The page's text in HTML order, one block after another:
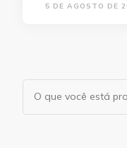
5 DE AGOSTO DE
Procurando
algo?